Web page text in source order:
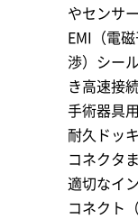
やセンサ
EMI（電
渉）シー
き高速接
手術器具
耐久ドッ
コネクタ
適切なイ
コネクト